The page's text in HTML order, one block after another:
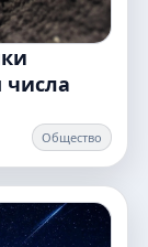
числа
Общество